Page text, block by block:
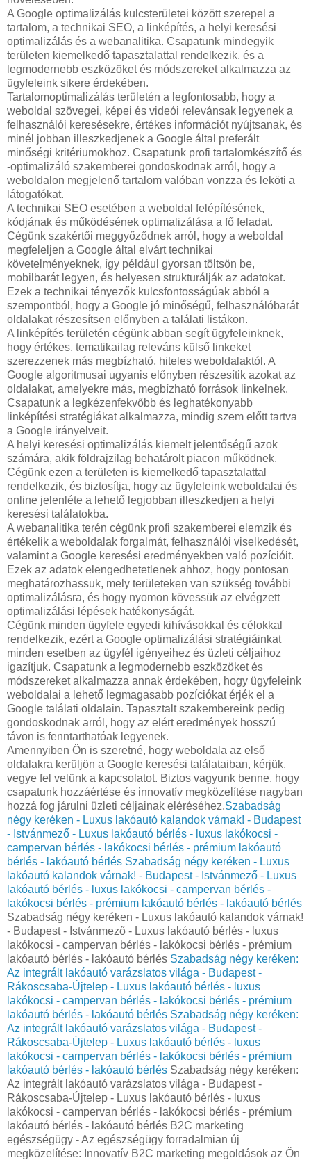
A Google optimalizálás kulcsterületei között szerepel a
tartalom, a technikai SEO, a linképítés, a helyi keresési
optimalizálás és a webanalitika. Csapatunk mindegyik
területen kiemelkedő tapasztalattal rendelkezik, és a
legmodernebb eszközöket és módszereket alkalmazza az
ügyfeleink sikere érdekében.
Tartalomoptimalizálás területén a legfontosabb, hogy a
weboldal szövegei, képei és videói relevánsak legyenek a
felhasználói keresésekre, értékes információt nyújtsanak, és
minél jobban illeszkedjenek a Google által preferált
minőségi kritériumokhoz. Csapatunk profi tartalomkészítő és
-optimalizáló szakemberei gondoskodnak arról, hogy a
weboldalon megjelenő tartalom valóban vonzza és leköti a
látogatókat.
A technikai SEO esetében a weboldal felépítésének,
kódjának és működésének optimalizálása a fő feladat.
Cégünk szakértői meggyőződnek arról, hogy a weboldal
megfeleljen a Google által elvárt technikai
követelményeknek, így például gyorsan töltsön be,
mobilbarát legyen, és helyesen strukturálják az adatokat.
Ezek a technikai tényezők kulcsfontosságúak abból a
szempontból, hogy a Google jó minőségű, felhasználóbarát
oldalakat részesítsen előnyben a találati listákon.
A linképítés területén cégünk abban segít ügyfeleinknek,
hogy értékes, tematikailag releváns külső linkeket
szerezzenek más megbízható, hiteles weboldalaktól. A
Google algoritmusai ugyanis előnyben részesítik azokat az
oldalakat, amelyekre más, megbízható források linkelnek.
Csapatunk a legkézenfekvőbb és leghatékonyabb
linképítési stratégiákat alkalmazza, mindig szem előtt tartva
a Google irányelveit.
A helyi keresési optimalizálás kiemelt jelentőségű azok
számára, akik földrajzilag behatárolt piacon működnek.
Cégünk ezen a területen is kiemelkedő tapasztalattal
rendelkezik, és biztosítja, hogy az ügyfeleink weboldalai és
online jelenléte a lehető legjobban illeszkedjen a helyi
keresési találatokba.
A webanalitika terén cégünk profi szakemberei elemzik és
értékelik a weboldalak forgalmát, felhasználói viselkedését,
valamint a Google keresési eredményekben való pozícióit.
Ezek az adatok elengedhetetlenek ahhoz, hogy pontosan
meghatározhassuk, mely területeken van szükség további
optimalizálásra, és hogy nyomon kövessük az elvégzett
optimalizálási lépések hatékonyságát.
Cégünk minden ügyfele egyedi kihívásokkal és célokkal
rendelkezik, ezért a Google optimalizálási stratégiáinkat
minden esetben az ügyfél igényeihez és üzleti céljaihoz
igazítjuk. Csapatunk a legmodernebb eszközöket és
módszereket alkalmazza annak érdekében, hogy ügyfeleink
weboldalai a lehető legmagasabb pozíciókat érjék el a
Google találati oldalain. Tapasztalt szakembereink pedig
gondoskodnak arról, hogy az elért eredmények hosszú
távon is fenntarthatóak legyenek.
Amennyiben Ön is szeretné, hogy weboldala az első
oldalakra kerüljön a Google keresési találataiban, kérjük,
vegye fel velünk a kapcsolatot. Biztos vagyunk benne, hogy
csapatunk hozzáértése és innovatív megközelítése nagyban
hozzá fog járulni üzleti céljainak eléréséhez.Szabadság
négy keréken - Luxus lakóautó kalandok várnak! - Budapest
- Istvánmező - Luxus lakóautó bérlés - luxus lakókocsi -
campervan bérlés - lakókocsi bérlés - prémium lakóautó
bérlés - lakóautó bérlés Szabadság négy keréken - Luxus
lakóautó kalandok várnak! - Budapest - Istvánmező - Luxus
lakóautó bérlés - luxus lakókocsi - campervan bérlés -
lakókocsi bérlés - prémium lakóautó bérlés - lakóautó bérlés
Szabadság négy keréken - Luxus lakóautó kalandok várnak!
- Budapest - Istvánmező - Luxus lakóautó bérlés - luxus
lakókocsi - campervan bérlés - lakókocsi bérlés - prémium
lakóautó bérlés - lakóautó bérlés Szabadság négy keréken:
Az integrált lakóautó varázslatos világa - Budapest -
Rákoscsaba-Újtelep - Luxus lakóautó bérlés - luxus
lakókocsi - campervan bérlés - lakókocsi bérlés - prémium
lakóautó bérlés - lakóautó bérlés Szabadság négy keréken:
Az integrált lakóautó varázslatos világa - Budapest -
Rákoscsaba-Újtelep - Luxus lakóautó bérlés - luxus
lakókocsi - campervan bérlés - lakókocsi bérlés - prémium
lakóautó bérlés - lakóautó bérlés Szabadság négy keréken:
Az integrált lakóautó varázslatos világa - Budapest -
Rákoscsaba-Újtelep - Luxus lakóautó bérlés - luxus
lakókocsi - campervan bérlés - lakókocsi bérlés - prémium
lakóautó bérlés - lakóautó bérlés B2C marketing
egészségügy - Az egészségügy forradalmian új
megközelítése: Innovatív B2C marketing megoldások az Ön